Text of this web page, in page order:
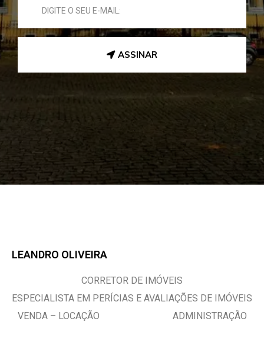
ASSINAR
LEANDRO OLIVEIRA
CORRETOR DE IMÓVEIS
ESPECIALISTA EM PERÍCIAS E AVALIAÇÕES DE IMÓVEIS
VENDA – LOCAÇÃO ADMINISTRAÇÃO